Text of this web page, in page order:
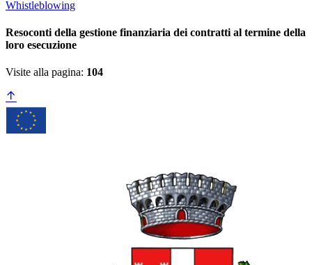
Whistleblowing
Resoconti della gestione finanziaria dei contratti al termine della
loro esecuzione
Visite alla pagina: 104